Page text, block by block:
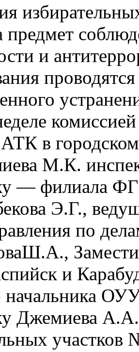
предмет
и
АТК в
М.К.
— филиала
Э.Г.,
по
и
начальника
Джемиева А.А.